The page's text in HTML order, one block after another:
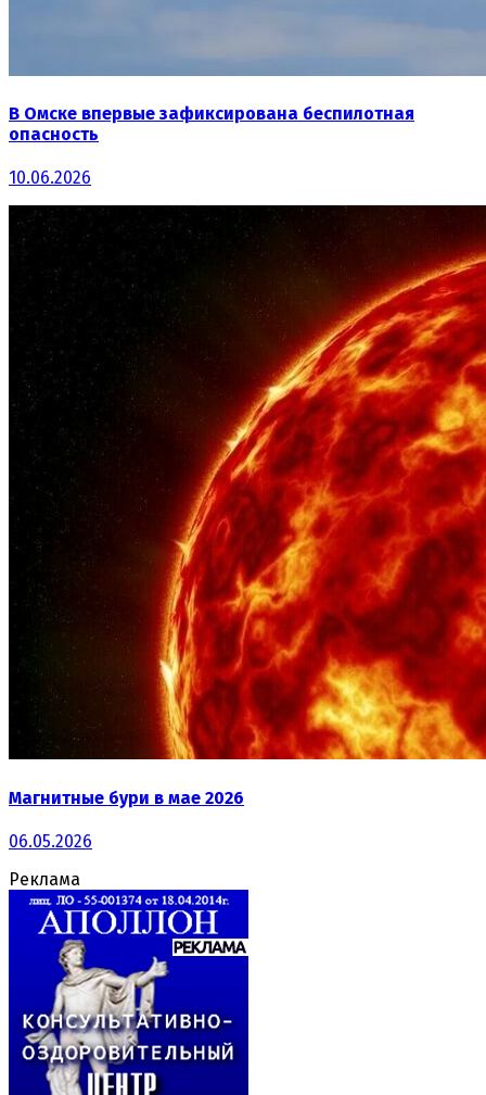
В Омске впервые зафиксирована беспилотная
опасность
10.06.2026
Магнитные бури в мае 2026
06.05.2026
Реклама